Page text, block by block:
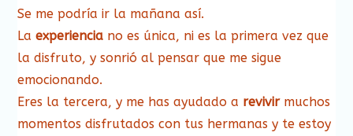
Se me podría ir la mañana así.
Laexperiencia no es única, ni es la primera vez que
la disfruto, y sonrió al pensar que me sigue
emocionando.
Eres la tercera, y me has ayudado a revivirmuchos
momentos disfrutados con tus hermanas y te estoy